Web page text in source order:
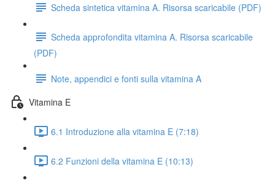
Scheda sintetica vitamina A. Risorsa scaricabile (PDF)
Scheda approfondita vitamina A. Risorsa scaricabile
(PDF)
Note, appendici e fonti sulla vitamina A
Vitamina E
6.1 Introduzione alla vitamina E (7:18)
6.2 Funzioni della vitamina E (10:13)